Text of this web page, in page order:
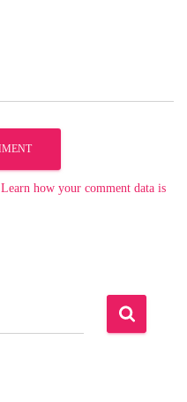
Learn how your comment data is